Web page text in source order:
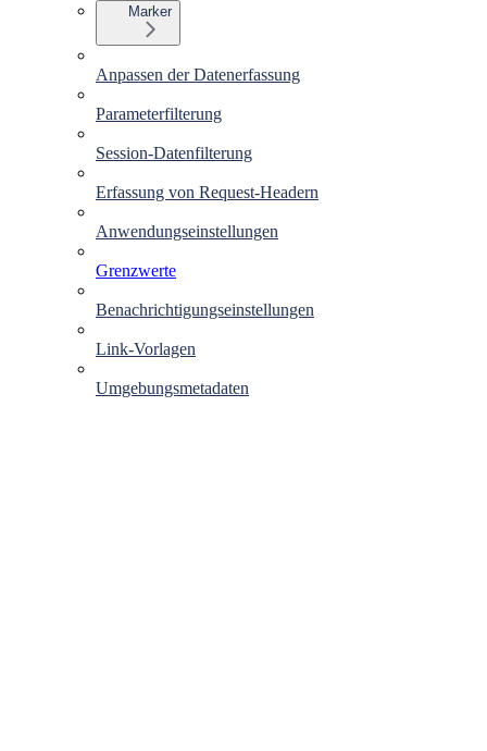
Marker
Anpassen der Datenerfassung
Parameterfilterung
Session-Datenfilterung
Erfassung von Request-Headern
Anwendungseinstellungen
Grenzwerte
Benachrichtigungseinstellungen
Link-Vorlagen
Umgebungsmetadaten